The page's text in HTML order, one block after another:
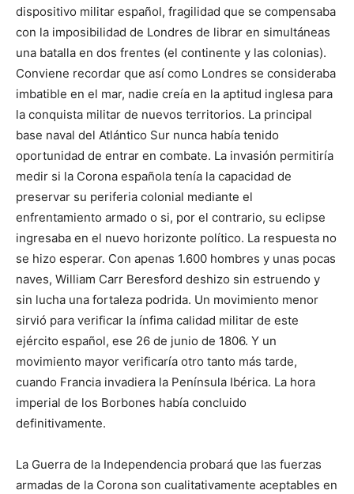
dispositivo militar es­pañol, fragilidad que se compensaba
con la imposibilidad de Londres de librar en simultáneas
una batalla en dos frentes (el continente y las colonias).
Conviene recordar que así como Londres se consideraba
imbatible en el mar, nadie creía en la aptitud inglesa para
la conquista militar de nuevos territorios. La principal
base naval del Atlántico Sur nunca había tenido
oportunidad de entrar en combate. La invasión permitiría
medir si la Corona española tenía la capacidad de
preservar su periferia colonial mediante el
enfrentamiento armado o si, por el contrario, su eclipse
ingresaba en el nuevo horizonte político. La respuesta no
se hizo esperar. Con apenas 1.600 hombres y unas pocas
naves, William Carr Beresford deshizo sin estruendo y
sin lucha una fortaleza podrida. Un movimiento menor
sirvió para verificar la ínfima calidad militar de este
ejército español, ese 26 de junio de 1806. Y un
movimiento mayor verificaría otro tanto más tarde,
cuando Francia invadiera la Península Ibérica. La hora
imperial de los Borbones había concluido
definitivamente.
La Guerra de la Independencia probará que las fuerzas
armadas de la Corona son cualitativamente aceptables en